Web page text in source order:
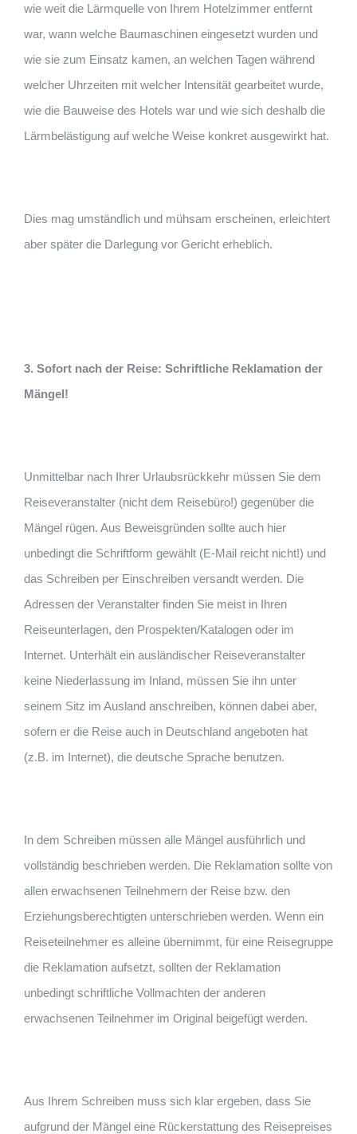
wie weit die Lärmquelle von Ihrem Hotelzimmer entfernt
war, wann welche Baumaschinen eingesetzt wurden und
wie sie zum Einsatz kamen, an welchen Tagen während
welcher Uhrzeiten mit welcher Intensität gearbeitet wurde,
wie die Bauweise des Hotels war und wie sich deshalb die
Lärmbelästigung auf welche Weise konkret ausgewirkt hat.
Dies mag umständlich und mühsam erscheinen, erleichtert
aber später die Darlegung vor Gericht erheblich.
3. Sofort nach der Reise: Schriftliche Reklamation der
Mängel!
Unmittelbar nach Ihrer Urlaubsrückkehr müssen Sie dem
Reiseveranstalter (nicht dem Reisebüro!) gegenüber die
Mängel rügen. Aus Beweisgründen sollte auch hier
unbedingt die Schriftform gewählt (E-Mail reicht nicht!) und
das Schreiben per Einschreiben versandt werden. Die
Adressen der Veranstalter finden Sie meist in Ihren
Reiseunterlagen, den Prospekten/Katalogen oder im
Internet. Unterhält ein ausländischer Reiseveranstalter
keine Niederlassung im Inland, müssen Sie ihn unter
seinem Sitz im Ausland anschreiben, können dabei aber,
sofern er die Reise auch in Deutschland angeboten hat
(z.B. im Internet), die deutsche Sprache benutzen.
In dem Schreiben müssen alle Mängel ausführlich und
vollständig beschrieben werden. Die Reklamation sollte von
allen erwachsenen Teilnehmern der Reise bzw. den
Erziehungsberechtigten unterschrieben werden. Wenn ein
Reiseteilnehmer es alleine übernimmt, für eine Reisegruppe
die Reklamation aufsetzt, sollten der Reklamation
unbedingt schriftliche Vollmachten der anderen
erwachsenen Teilnehmer im Original beigefügt werden.
Aus Ihrem Schreiben muss sich klar ergeben, dass Sie
aufgrund der Mängel eine Rückerstattung des Reisepreises